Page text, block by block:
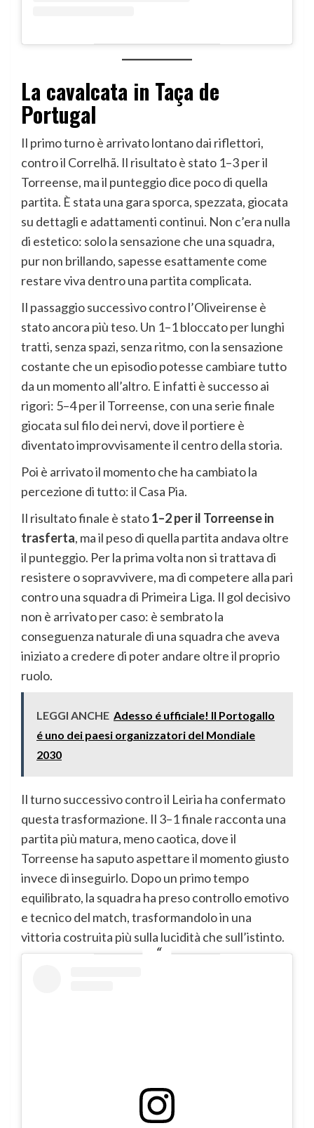
La cavalcata in Taça de
Portugal
Il primo turno è arrivato lontano dai riflettori,
contro il Correlhã. Il risultato è stato 1–3 per il
Torreense, ma il punteggio dice poco di quella
partita. È stata una gara sporca, spezzata, giocata
su dettagli e adattamenti continui. Non c’era nulla
di estetico: solo la sensazione che una squadra,
pur non brillando, sapesse esattamente come
restare viva dentro una partita complicata.
Il passaggio successivo contro l’Oliveirense è
stato ancora più teso. Un 1–1 bloccato per lunghi
tratti, senza spazi, senza ritmo, con la sensazione
costante che un episodio potesse cambiare tutto
da un momento all’altro. E infatti è successo ai
rigori: 5–4 per il Torreense, con una serie finale
giocata sul filo dei nervi, dove il portiere è
diventato improvvisamente il centro della storia.
Poi è arrivato il momento che ha cambiato la
percezione di tutto: il Casa Pia.
Il risultato finale è stato1–2 per il Torreense in
trasferta, ma il peso di quella partita andava oltre
il punteggio. Per la prima volta non si trattava di
resistere o sopravvivere, ma di competere alla pari
contro una squadra di Primeira Liga. Il gol decisivo
non è arrivato per caso: è sembrato la
conseguenza naturale di una squadra che aveva
iniziato a credere di poter andare oltre il proprio
ruolo.
LEGGI ANCHE Adesso é ufficiale! Il Portogallo
é uno dei paesi organizzatori del Mondiale
2030
Il turno successivo contro il Leiria ha confermato
questa trasformazione. Il 3–1 finale racconta una
partita più matura, meno caotica, dove il
Torreense ha saputo aspettare il momento giusto
invece di inseguirlo. Dopo un primo tempo
equilibrato, la squadra ha preso controllo emotivo
e tecnico del match, trasformandolo in una
vittoria costruita più sulla lucidità che sull’istinto.